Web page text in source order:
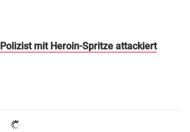
Polizist mit Heroin-Spritze attackiert